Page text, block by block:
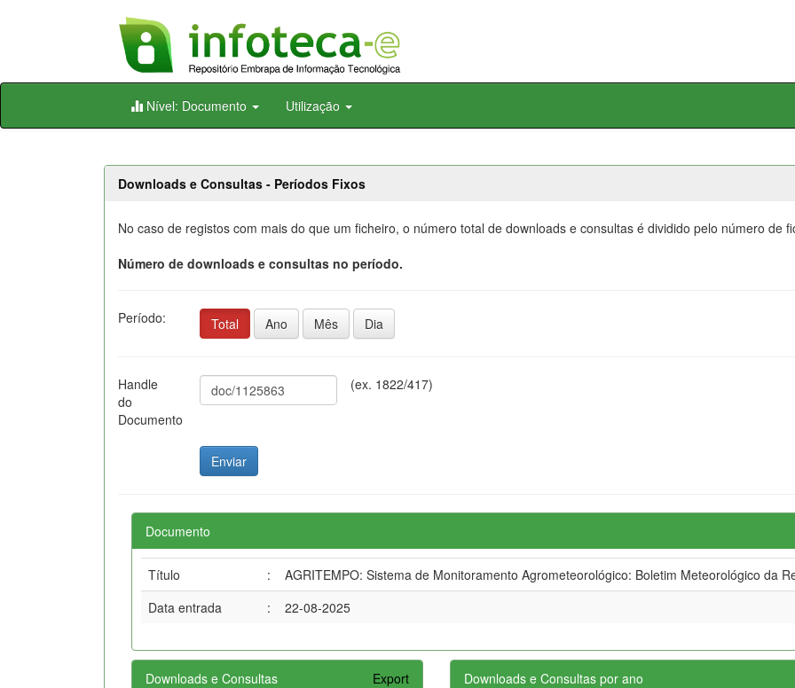
Skip
Nível: Documento Utilização
Downloads e Consultas - Períodos Fixos
No caso de registos com mais do que um ficheiro, o número total de downloads e consultas é dividido pelo número de
Número de downloads e consultas no período.
Período: Total Ano Mês Dia
Handle
do
Documento
(ex. 1822/417)
Documento
Título :
AGRITEMPO: Sistema de Monitoramento Agrometeorológico: Boletim Meteorológico da
Data entrada
: 22-08-2025
Downloads e Consultas Export Downloads e Consultas por ano